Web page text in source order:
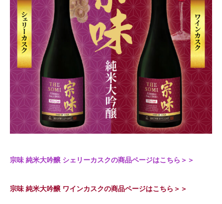
宗味 純米大吟醸 シェリーカスクの商品ページはこちら＞＞
宗味 純米大吟醸 ワインカスクの商品ページはこちら＞＞